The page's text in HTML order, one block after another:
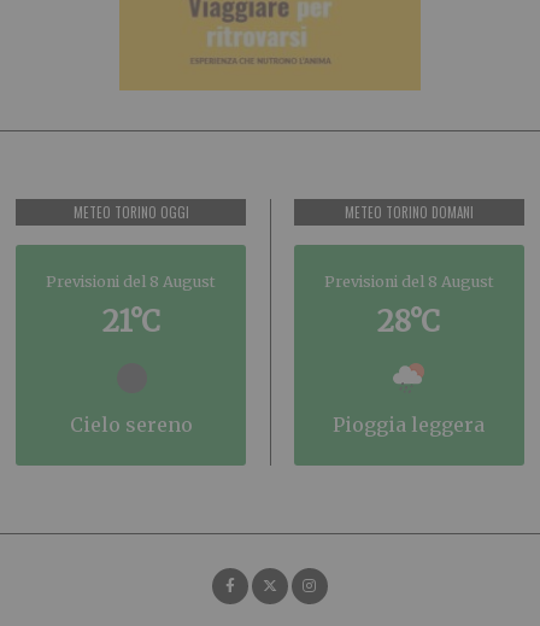
METEO TORINO OGGI
Previsioni del 8 August
21°C
cielo sereno
METEO TORINO DOMANI
Previsioni del 8 August
28°C
pioggia leggera